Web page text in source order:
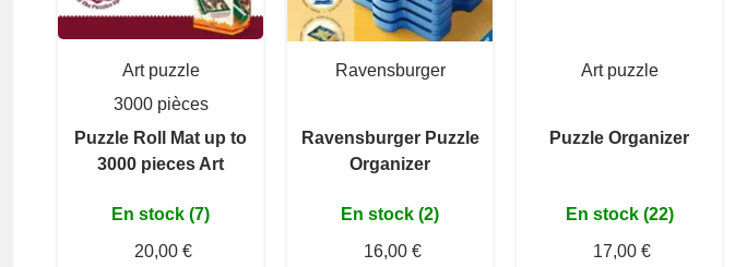
Art puzzle
3000 pièces
Puzzle Roll Mat up to
3000 pieces Art
En stock (7)
20,00 €
Ravensburger
Ravensburger Puzzle
Organizer
En stock (2)
16,00 €
Art puzzle
Puzzle Organizer
En stock (22)
17,00 €